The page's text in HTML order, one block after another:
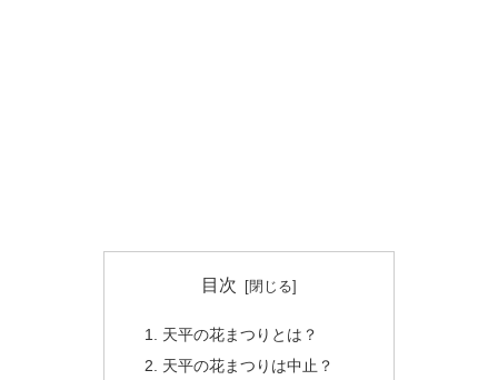
目次
天平の花まつりとは？
天平の花まつりは中止？